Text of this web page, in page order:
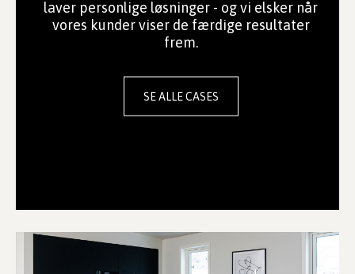
laver personlige løsninger - og vi elsker når
vores kunder viser de færdige resultater
frem.
SE ALLE CASES